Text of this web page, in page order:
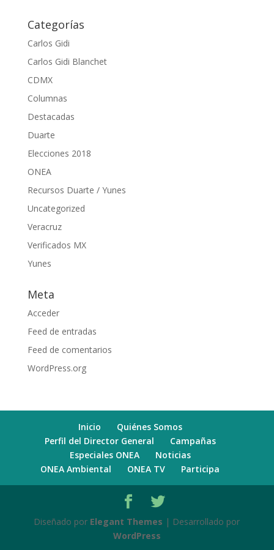
Categorías
Carlos Gidi
Carlos Gidi Blanchet
CDMX
Columnas
Destacadas
Duarte
Elecciones 2018
ONEA
Recursos Duarte / Yunes
Uncategorized
Veracruz
Verificados MX
Yunes
Meta
Acceder
Feed de entradas
Feed de comentarios
WordPress.org
Inicio
Quiénes Somos
Perfil del Director General
Campañas
Especiales ONEA
Noticias
ONEA Ambiental
ONEA TV Participa
Diseñado por Elegant Themes | Desarrollado por
WordPress